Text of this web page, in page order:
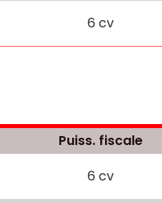
6 cv
Puiss. fiscale
6 cv